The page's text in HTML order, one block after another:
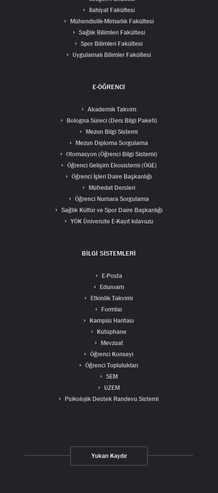
İlahiyat Fakültesi
Mühendislik-Mimarlık Fakültesi
Sağlık Bilimleri Fakültesi
Spor Bilimleri Fakültesi
Uygulamalı Bilimler Fakültesi
E-ÖĞRENCİ
Akademik Takvim
Bologna Süreci (Ders Bilgi Paketi)
Mezun Bilgi Sistemi
Mezun Diploma Sorgulama
Otomasyon (Öğrenci Bilgi Sistemi)
Öğrenci Gelişim Ekosistemi (ÖGE)
Öğrenci İşleri Daire Başkanlığı
Müfredat Dersleri
Öğrenci Numara Sorgulama
Sağlık Kültür ve Spor Daire Başkanlığı
YÖK Üniversite E-Kayıt kılavuzu
BİLGİ SİSTEMLERİ
E-Posta
Eduroam
Etkinlik Takvimi
Formlar
Kampüs Haritası
Kütüphane
Mevzuat
Öğrenci Konseyi
Öğrenci Toplulukları
SEM
UZEM
Psikolojik Destek Randevu Sistemi
Yukarı Kaydır